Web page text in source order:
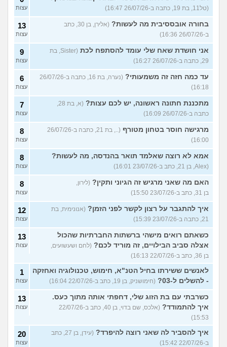
(טל11, בת 19, כתבה ב-26/07/26 16:47) עצות
בחורה אובססיבית מה לעשות?
(אלירן, בן 30, כתב
ב-26/07/26 16:36)
13
עצות
אני חושדת שאח שלי עומד להסתפח לכת
(Sister, בת
29, כתבה ב-26/07/26 16:27)
9
עצות
עד כמה חזה זה משמעותי?
(נערה, בת 16, כתבה ב-26/07/26
16:18)
6
עצות
מתכננת חתונה ראשונה, יש לכם עצות?
(א, בת 28,
כתבה ב-26/07/26 16:09)
7
עצות
מרגישה חוסר בטחון מטורף
(.., בת 21, כתבה ב-26/07/26
16:00)
8
עצות
אמא לא רוצה שאלמד תואר בהנדסה, מה לעשות?
(Alex, בן 21, כתב ב-23/07/26 16:01)
8
עצות
האם מה שאני מרגיש זה הגיוני ותקין? (לירון,
בן 31, כתב ב-23/07/26 15:50)
8
עצות
איך להתגבר על רצון לקשר לפני הזמן? (אנונימית, בת
21, כתבה ב-23/07/26 15:39)
12
עצות
כשאתם רואים מישהי ברשתות החברתיות שהכול
אצלה סביב הבילויים, זה מוריד לכם? (לחם ושעשועים,
בן 36, כתב ב-22/07/26 16:13)
13
עצות
לאנשים ששירתו בחיל הטנ"א, חימוש, טכנולוגיה ואחזקה
- להשלים ל-03?
(חימושניק, בן 19, כתב ב-22/07/26 16:04)
1
עצות
כשרבתי עם בת הזוג שלי, דחפתי אותה מתוך כעס.
איך להתמודד?
(אלכס, שם בדוי, בן 40, כתב ב-22/07/26
15:53)
13
עצות
איך להסביר לה שאני רוצה להיפרד?
(עידן, בן 27, כתב
ב-22/07/26 15:42)
20
עצות